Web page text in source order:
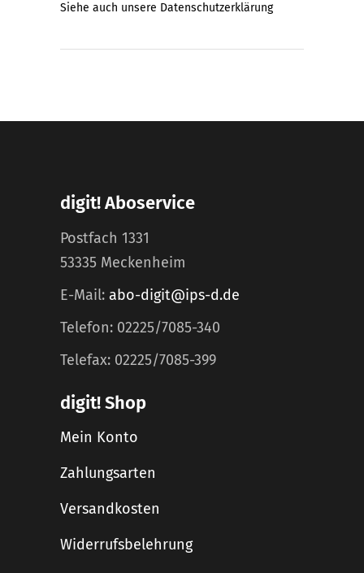
Siehe auch unsere Datenschutzerklärung
digit! Aboservice
Postfach 1331
53335 Meckenheim
E-Mail: abo-digit@ips-d.de
Telefon: 02225/7085-340
Telefax: 02225/7085-399
digit! Shop
Mein Konto
Zahlungsarten
Versandkosten
Widerrufsbelehrung